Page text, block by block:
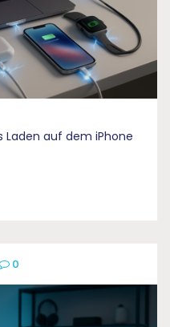
Laden auf dem iPhone
0